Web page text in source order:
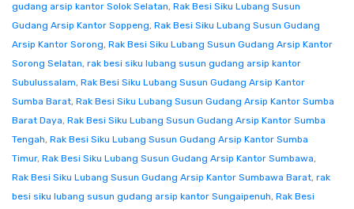
gudang arsip kantor Solok Selatan, Rak Besi Siku Lubang Susun
Gudang Arsip Kantor Soppeng, Rak Besi Siku Lubang Susun Gudang
Arsip Kantor Sorong, Rak Besi Siku Lubang Susun Gudang Arsip Kantor
Sorong Selatan, rak besi siku lubang susun gudang arsip kantor
Subulussalam, Rak Besi Siku Lubang Susun Gudang Arsip Kantor
Sumba Barat, Rak Besi Siku Lubang Susun Gudang Arsip Kantor Sumba
Barat Daya, Rak Besi Siku Lubang Susun Gudang Arsip Kantor Sumba
Tengah, Rak Besi Siku Lubang Susun Gudang Arsip Kantor Sumba
Timur, Rak Besi Siku Lubang Susun Gudang Arsip Kantor Sumbawa,
Rak Besi Siku Lubang Susun Gudang Arsip Kantor Sumbawa Barat, rak
besi siku lubang susun gudang arsip kantor Sungaipenuh, Rak Besi